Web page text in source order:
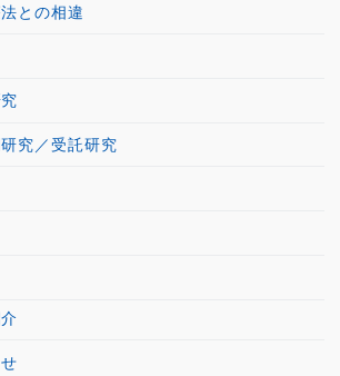
との相違
究／受託研究